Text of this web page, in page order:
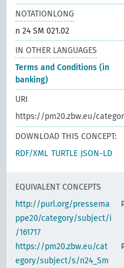
NOTATIONLONG
n 24 SM 021.02
IN OTHER LANGUAGES
Terms and Conditions (in
banking)
URI
https://pm20.zbw.eu/
DOWNLOAD THIS CONCEPT:
RDF/XML TURTLE JSON-LD
EQUIVALENT CONCEPTS
http://purl.org/pressema
ppe20/category/subject/i
/161717
https://pm20.zbw.eu/cat
egory/subject/s/n24_Sm